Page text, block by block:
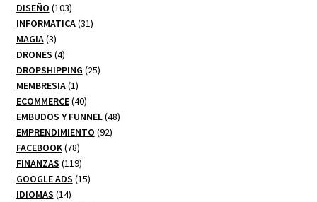
DISEÑO 103103
productos
INFORMATICA 3131
MAGIA 33
productos
DRONES 44
productos
DROPSHIPPING 2525
MEMBRESIA 11
producto
ECOMMERCE 4040
productos
EMBUDOS Y FUNNEL 4848
EMPRENDIMIENTO 9292
FACEBOOK 7878
productos
FINANZAS 119119
productos
GOOGLE ADS 1515
IDIOMAS 1414